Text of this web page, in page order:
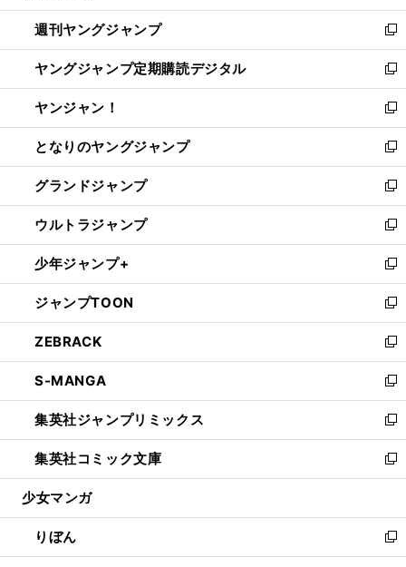
開
く
ウ
で
開
く
ン
ド
ウ
で
開
く
ウ
ィ
ン
ド
ウ
で
開
く
週刊ヤングジャンプ
新
し
い
ウ
ィ
ン
ド
ウ
で
開
く
ヤングジャンプ定期購読デジタル
新
し
い
ウ
ィ
ン
ド
ウ
で
開
く
ヤンジャン！
新
し
い
ウ
ィ
ン
ド
ウ
で
開
く
となりのヤングジャンプ
新
し
い
ウ
ィ
ン
ド
ウ
で
開
く
グランドジャンプ
新
し
い
ウ
ィ
ン
ド
ウ
で
開
く
ウルトラジャンプ
新
し
い
ウ
ィ
ン
ド
ウ
で
開
く
少年ジャンプ+
新
し
い
ウ
ィ
ン
ド
ウ
で
開
く
ジャンプTOON
新
し
い
ウ
ィ
ン
ド
ウ
で
開
ZEBRACK
新
し
い
ウ
ィ
ン
ド
ウ
開
く
S-MANGA
新
し
い
ウ
ィ
ン
ウ
で
開
集英社ジャンプリミックス
新
し
い
ウ
ン
ド
ウ
集英社コミック文庫
新
し
ウ
ィ
ン
少女マンガ
りぼん
新
し